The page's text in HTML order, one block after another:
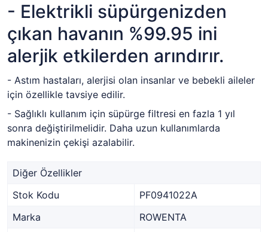
- Elektrikli süpürgenizden
çıkan havanın %99.95 ini
alerjik etkilerden arındırır.
- Astım hastaları, alerjisi olan insanlar ve bebekli aileler
için özellikle tavsiye edilir.
- Sağlıklı kullanım için süpürge filtresi en fazla 1 yıl
sonra değiştirilmelidir. Daha uzun kullanımlarda
makinenizin çekişi azalabilir.
Diğer Özellikler
Stok Kodu
PF0941022A
Marka
ROWENTA